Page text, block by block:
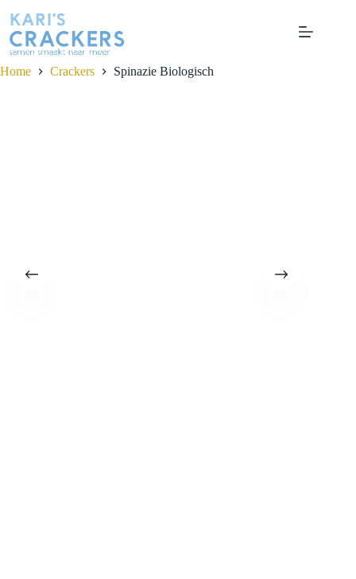
naar
de
inhoud
Home
Crackers Spinazie Biologisch